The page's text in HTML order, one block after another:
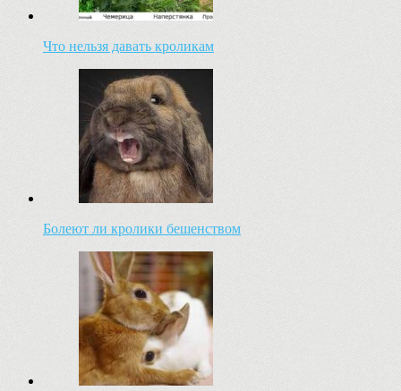
Что нельзя давать кроликам
Болеют ли кролики бешенством